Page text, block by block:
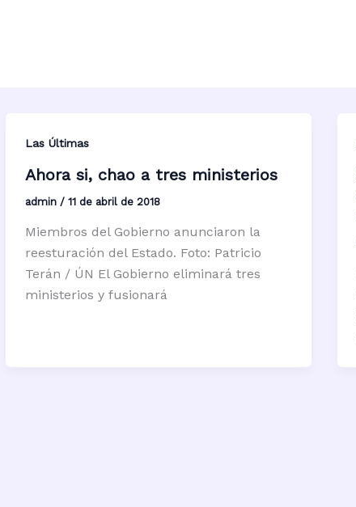
Las Últimas
Ahora si, chao a tres ministerios
admin / 11 de abril de 2018
Miembros del Gobierno anunciaron la
reesturación del Estado. Foto: Patricio
Terán / ÚN El Gobierno eliminará tres
ministerios y fusionará